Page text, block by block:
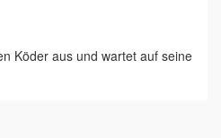
Köder aus und wartet auf seine